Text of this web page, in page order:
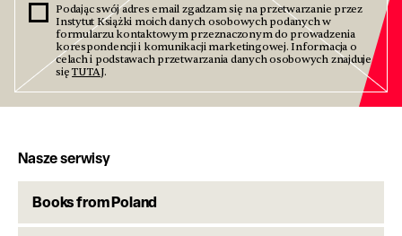
Podając swój adres email zgadzam się na przetwarzanie przez
Instytut Książki moich danych osobowych podanych w
formularzu kontaktowym przeznaczonym do prowadzenia
korespondencji i komunikacji marketingowej. Informacja o
celach i podstawach przetwarzania danych osobowych znajduje
sięTUTAJ.
Nasze serwisy
Books from Poland